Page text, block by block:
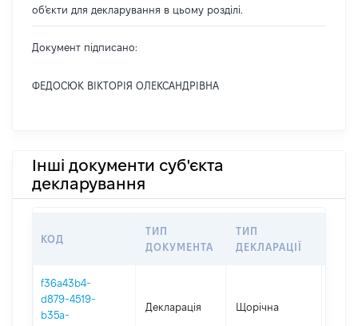
об'єкти для декларування в цьому розділі.
Документ підписано:
ФЕДОСЮК ВІКТОРІЯ ОЛЕКСАНДРІВНА
Інші документи суб'єкта
декларування
КОД
ТИП
ДОКУМЕНТА
ТИП
ДЕКЛАРАЦІЇ
f36a43b4-
d879-4519-
b35a-
Декларація Щорічна